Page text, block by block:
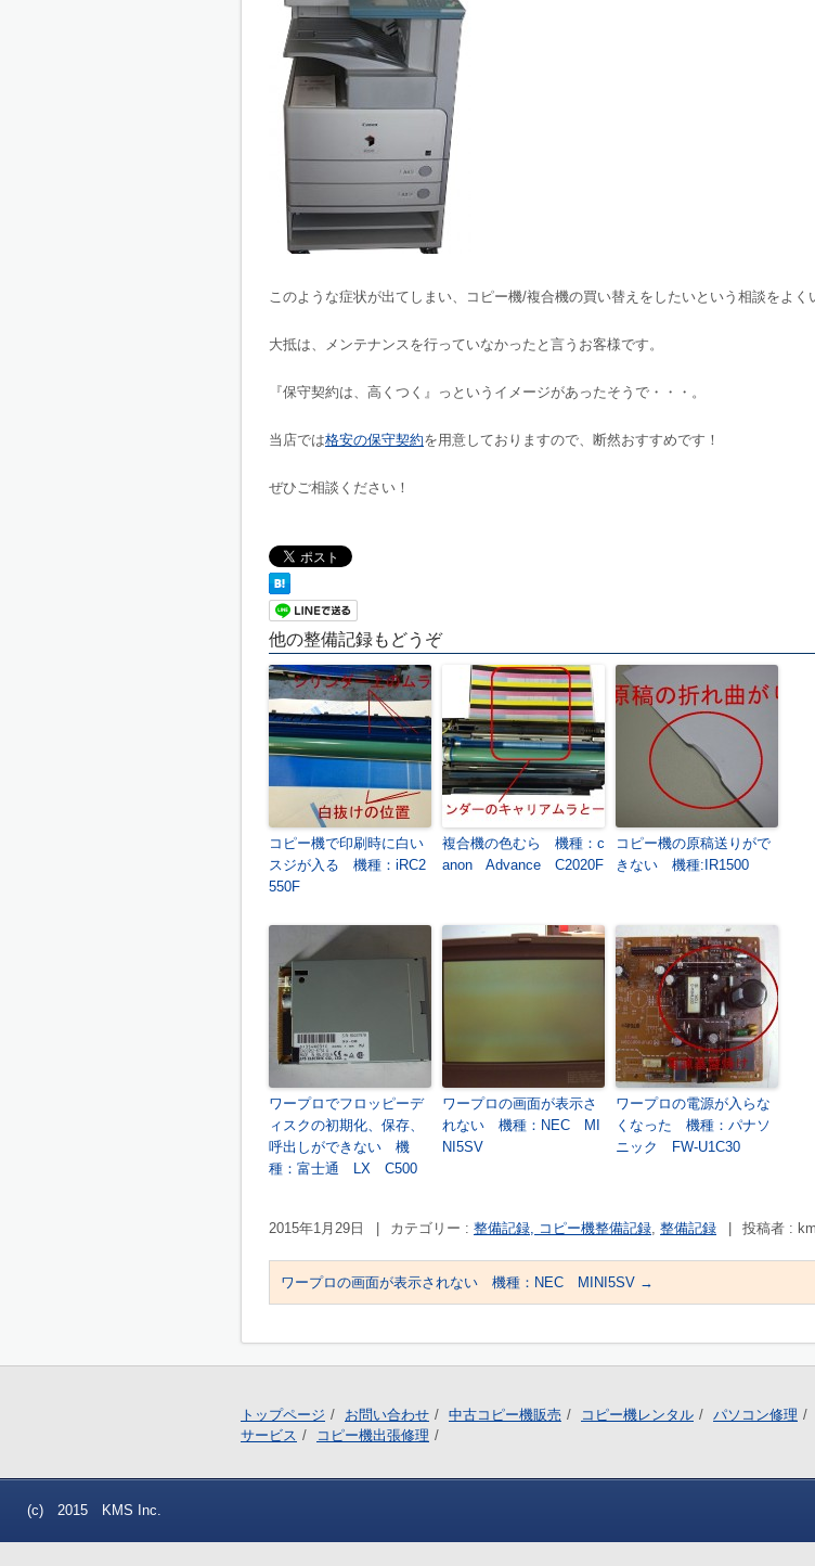
このような症状が出てしまい、コピー機/複合機の買い替えをしたいという相談をよく
大抵は、メンテナンスを行っていなかったと言うお客様です。
『保守契約は、高くつく』っというイメージがあったそうで・・・。
当店では格安の保守契約を用意しておりますので、断然おすすめです！
ぜひご相談ください！
他の整備記録もどうぞ
コピー機で印刷時に白い
スジが入る 機種：iRC2
550F
複合機の色むら 機種：c
anon Advance C2020F
コピー機の原稿送りがで
きない 機種:IR1500
ワープロでフロッピーデ
ィスクの初期化、保存、
呼出しができない 機
種：富士通 LX C500
ワープロの画面が表示さ
れない 機種：NEC MI
NI5SV
ワープロの電源が入らな
くなった 機種：パナソ
ニック FW-U1C30
2015年1月29日 カテゴリー : 整備記録, コピー機整備記録, 整備記録 投稿者 :
ワープロの画面が表示されない 機種：NEC MINI5SV →
トップページ お問い合わせ 中古コピー機販売 コピー機レンタル パソコン修理
サービス
コピー機出張修理
(c) 2015 KMS Inc.